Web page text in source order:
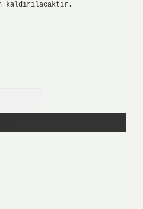
kaldırılacaktır.